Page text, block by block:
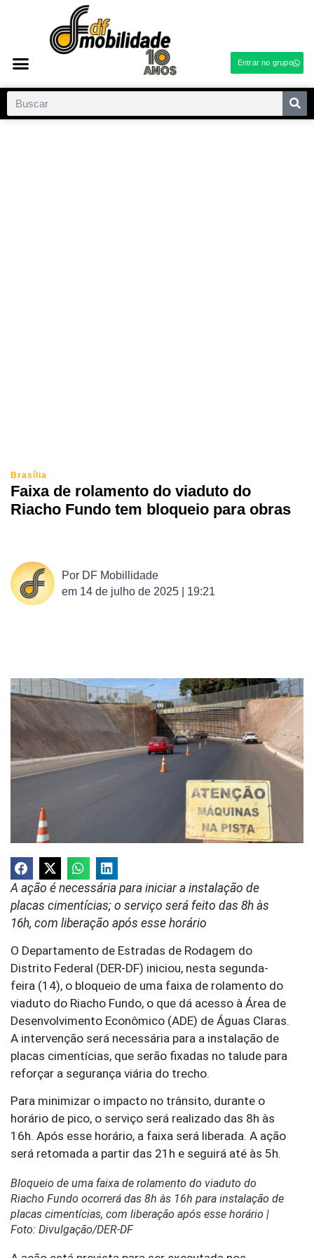
Entrar no grupo
Brasília
Faixa de rolamento do viaduto do
Riacho Fundo tem bloqueio para obras
Por DF Mobillidade
em 14 de julho de 2025 | 19:21
A ação é necessária para iniciar a instalação de
placas cimentícias; o serviço será feito das 8h às
16h, com liberação após esse horário
O Departamento de Estradas de Rodagem do
Distrito Federal (DER-DF) iniciou, nesta segunda-
feira (14), o bloqueio de uma faixa de rolamento do
viaduto do Riacho Fundo, o que dá acesso à Área de
Desenvolvimento Econômico (ADE) de Águas Claras.
A intervenção será necessária para a instalação de
placas cimentícias, que serão fixadas no talude para
reforçar a segurança viária do trecho.
Para minimizar o impacto no trânsito, durante o
horário de pico, o serviço será realizado das 8h às
16h. Após esse horário, a faixa será liberada. A ação
será retomada a partir das 21h e seguirá até às 5h.
Bloqueio de uma faixa de rolamento do viaduto do
Riacho Fundo ocorrerá das 8h às 16h para instalação de
placas cimentícias, com liberação após esse horário |
Foto: Divulgação/DER-DF